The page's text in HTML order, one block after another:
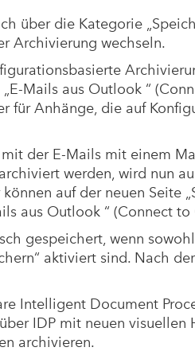
über die Kategorie
Archivierung wechseln.
Mails aus Outlook “
für Anhänge, die auf
der E-Mails mit einem
werden, wird nun
auf der neuen Seite
aus Outlook “ (Connect
gespeichert, wenn
aktiviert sind. Nach
Intelligent Document
IDP mit neuen visuellen
archivieren.